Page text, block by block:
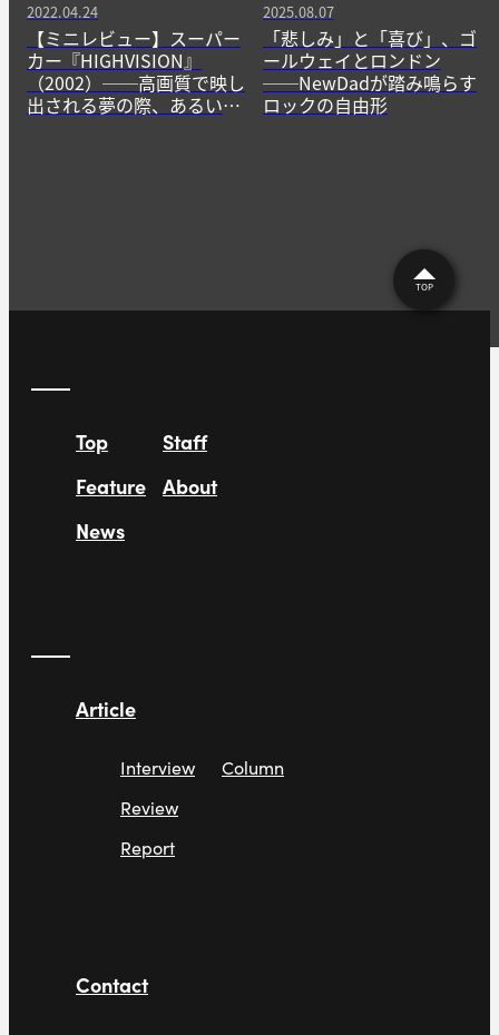
2022.04.24
【ミニレビュー】スーパー
カー『HIGHVISION』
（2002）──高画質で映し
出される夢の際、あるいは
2025.08.07
「悲しみ」と「喜び」、ゴ
ールウェイとロンドン
──NewDadが踏み鳴らす
ロックの自由形
TOP
Top
Feature
News
Staff
About
Article
Interview
Review
Report
Column
Contact